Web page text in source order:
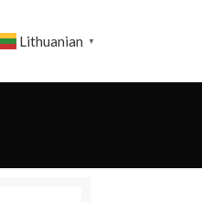
Lithuanian ▼